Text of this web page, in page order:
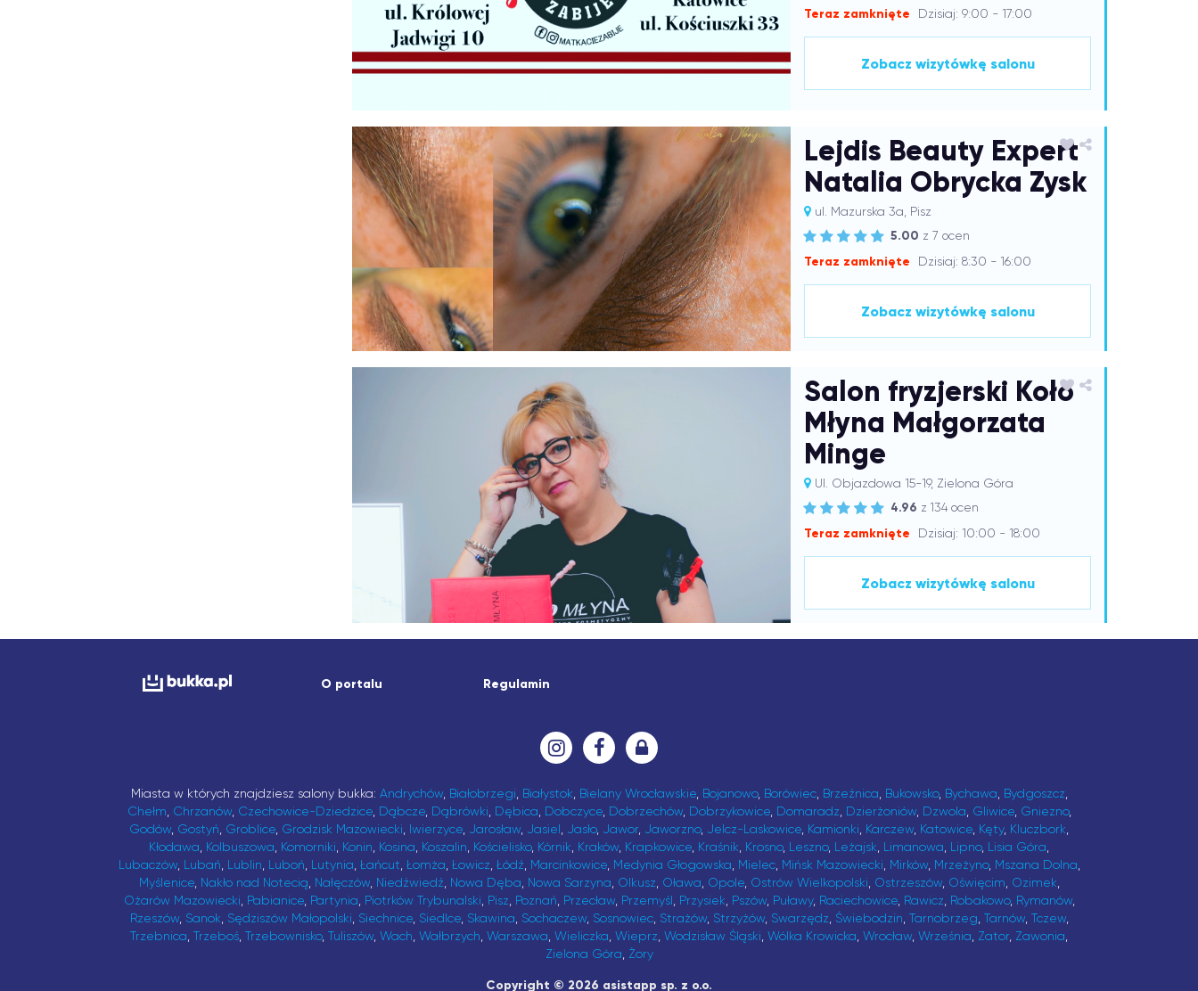
Teraz zamknięte Dzisiaj: 9:00 - 17:00
Zobacz wizytówkę salonu
Lejdis Beauty Expert
Natalia Obrycka Zysk
ul. Mazurska 3a, Pisz
5.00 z 7 ocen
Teraz zamknięte Dzisiaj: 8:30 - 16:00
Zobacz wizytówkę salonu
Salon fryzjerski Koło
Młyna Małgorzata
Minge
Ul. Objazdowa 15-19, Zielona Góra
4.96 z 134 ocen
Teraz zamknięte Dzisiaj: 10:00 - 18:00
Zobacz wizytówkę salonu
O portalu Regulamin
Miasta w których znajdziesz salony bukka: Andrychów, Białobrzegi Białystok Bielany Wrocławskie, Bojanowo, Borówiec, Brzeźnica Bukowsko, Bychawa Bydgoszcz
Chełm Chrzanów, Czechowice-Dziedzice, Dąbcze, Dąbrówki Dębica Dobczyce, Dobrzechów, Dobrzykowice, Domaradz Dzierżoniów, Dzwola Gliwice, Gniezno,
Godów Gostyń Groblice Grodzisk Mazowiecki Iwierzyce Jarosław Jasiel Jasło, Jawor Jaworzno, Jelcz-Laskowice Kamionki Karczew Katowice Kęty, Kluczbork
Kłodawa Kolbuszowa Komorniki Konin Kosina Koszalin Kościelisko, Kórnik Kraków Krapkowice Kraśnik Krosno, Leszno, Leżajsk Limanowa Lipno, Lisia Góra
Lubaczów, Lubań Lublin Luboń Lutynia Łańcut Łomża Łowicz Łódź Marcinkowice, Medynia Głogowska Mielec, Mińsk Mazowiecki Mirków, Mrzeżyno, Mszana Dolna
Myślenice, Nakło nad Notecią Nałęczów, Niedźwiedź Nowa Dęba Nowa Sarzyna Olkusz Oława Opole, Ostrów Wielkopolski Ostrzeszów, Oświęcim Ozimek
Ożarów Mazowiecki Pabianice, Partynia Piotrków Trybunalski Pisz Poznań Przecław, Przemyśl Przysiek Pszów, Puławy, Raciechowice, Rawicz Robakowo, Rymanów,
Rzeszów, Sanok Sędziszów Małopolski Siechnice, Siedlce, Skawina Sochaczew, Sosnowiec, Strażów, Strzyżów, Swarzędz Świebodzin Tarnobrzeg Tarnów, Tczew,
Trzebnica Trzeboś Trzebownisko, Tuliszów Wach Wałbrzych Warszawa Wieliczka Wieprz Wodzisław Śląski Wólka Krowicka Wrocław Września Zator Zawonia
Zielona Góra Żory
Copyright © 2026 asistapp sp. z o.o.